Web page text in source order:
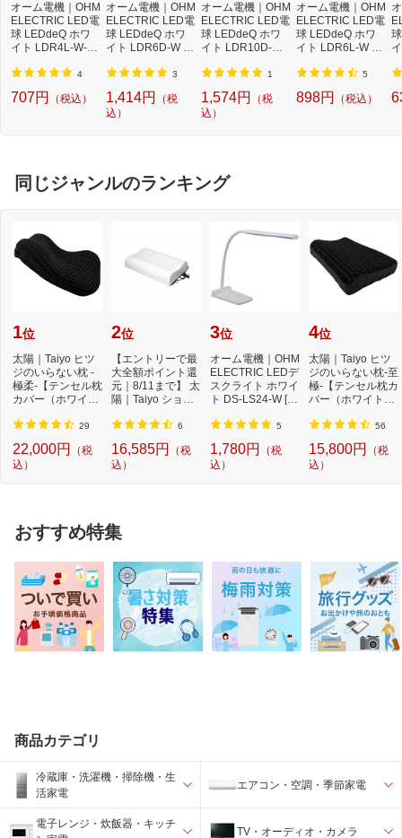
オーム電機｜OHM
ELECTRIC LED電
球 LEDdeQ ホワ
イト LDR4L-W-E1
ンプ形 /50W相当 /
電球色 /1個][LDR4
LWE17A9]
4
707円 （税込）
オーム電機｜OHM
ELECTRIC LED電
球 LEDdeQ ホワ
イト LDR6D-W A
プ形 /60W相当 /昼
光色 /1個][LDR6D
WA9]
3
1,414円
（税
込）
オーム電機｜OHM
ELECTRIC LED電
球 LEDdeQ ホワ
イト LDR10D-W
プ形 /100W相当 /
昼光色 /1個][LDR1
0DWA9]
1
1,574円
（税
込）
オーム電機｜OHM
ELECTRIC LED電
球 LEDdeQ ホワ
イト LDR6L-W A9
形 /60W相当 /電球
色 /1個][LDR6LWA
9]
5
898円 （税込）
同じジャンルのランキング
1位
太陽｜Taiyo ヒツ
ジのいらない枕 -
極柔-【テンセル枕
カバー（ホワイ
29
22,000円
（税
込）
2位
【エントリーで最
大全額ポイント還
元｜8/11まで】 太
陽｜Taiyo ショー
6
16,585円
（税
込）
3位
オーム電機｜OHM
ELECTRIC LEDデ
スクライト ホワイ
ト DS-LS24-W [L
24...
5
1,780円
（税
込）
4位
太陽｜Taiyo ヒツ
ジのいらない枕-至
極-【テンセル枕カ
バー（ホワイト）
56
15,800円
（税
込）
おすすめ特集
商品カテゴリ
冷蔵庫・洗濯機・掃除機・生
活家電
エアコン・空調・季節家電
電子レンジ・炊飯器・キッチ
TV・オーディオ・カメラ